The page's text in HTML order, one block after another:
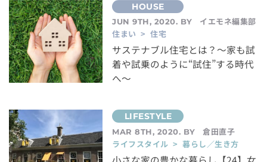
JUN 9TH, 2020. BY
イエモネ編集部
住まい > 住宅
サステナブル住宅とは？〜家も試
着や試乗のように“試住”する時代
へ〜
MAR 8TH, 2020. BY
倉田直子
ライフスタイル > 暮らし／生き方